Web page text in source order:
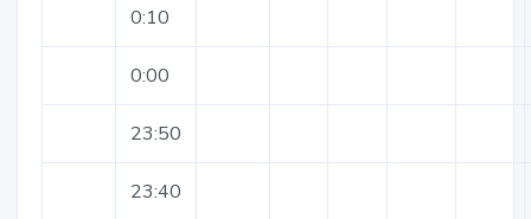
0:10
0:00
23:50
23:40